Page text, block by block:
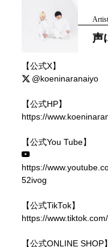
Artist
声
【公式X】
@koeninaranaiyo
【公式HP】
https://
【公式You Tube】
https://
52ivog
【公式TikTok】
https://
【公式ONLINE SHOP】